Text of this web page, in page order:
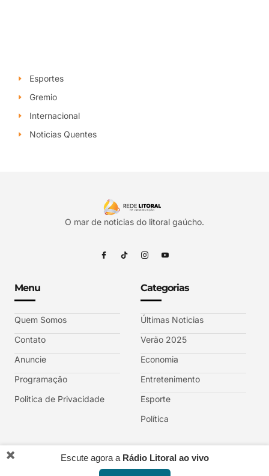
Esportes
Gremio
Internacional
Noticias Quentes
O mar de noticias do litoral gaúcho.
Menu
Quem Somos
Contato
Anuncie
Programação
Politica de Privacidade
✖️ Escute agora a Rádio Litoral ao vivo
Categorias
Últimas Noticias
Verão 2025
Economia
Entretenimento
Esporte
Política
REDE LITORAL DE COMUNICAÇÃO RS © 2025 sob afiliação TV GAZETA.